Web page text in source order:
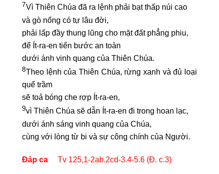
7Vì Thiên Chúa đã ra lệnh phải bạt thấp núi cao
và gò nổng có tự lâu đời,
phải lấp đầy thung lũng cho mặt đất phẳng phiu,
để Ít-ra-en tiến bước an toàn
dưới ánh vinh quang của Thiên Chúa.
8Theo lệnh của Thiên Chúa, rừng xanh và đủ loại
quế trầm
sẽ toả bóng che rợp Ít-ra-en,
9vì Thiên Chúa sẽ dẫn Ít-ra-en đi trong hoan lạc,
dưới ánh sáng vinh quang của Chúa,
cùng với lòng từ bi và sự công chính của Người.
Đáp ca Tv 125,1-2ab.2cd-3.4-5.6 (Đ. c.3)